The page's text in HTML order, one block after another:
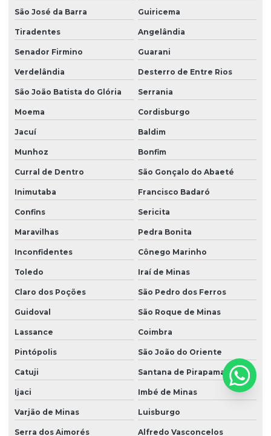
São José da Barra Guiricema
Tiradentes Angelândia
Senador Firmino Guarani
Verdelândia Desterro de Entre Rios
São João Batista do Glória Serrania
Moema Cordisburgo
Jacuí Baldim
Munhoz Bonfim
Curral de Dentro São Gonçalo do Abaeté
Inimutaba Francisco Badaró
Confins Sericita
Maravilhas Pedra Bonita
Inconfidentes Cônego Marinho
Toledo Iraí de Minas
Claro dos Poções São Pedro dos Ferros
Guidoval São Roque de Minas
Lassance Coimbra
Pintópolis São João do Oriente
Catuji Santana de Pirapama
Ijaci Imbé de Minas
Varjão de Minas Luisburgo
Serra dos Aimorés Alfredo Vasconcelos